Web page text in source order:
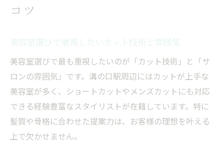
髪質改善も任せられる美容室の魅力
髪質改善メニューが豊富な美容室の探し方
美容室のトリートメント施術の満足度向上
法
口コミで話題の髪質改善美容室を選ぶ基準
髪のダメージケアに強い美容室のポイント
こだわり派が選ぶ溝の口駅の美容室事情
コツ
美容室選びで重視したいカット技術と雰囲気
美容室選びで最も重視したいのが「カット技術」と「サ
ロンの雰囲気」です。溝の口駅周辺にはカットが上手な
美容室が多く、ショートカットやメンズカットにも対応
できる経験豊富なスタイリストが在籍しています。特に
髪質や骨格に合わせた提案力は、お客様の理想を叶える
上で欠かせません。